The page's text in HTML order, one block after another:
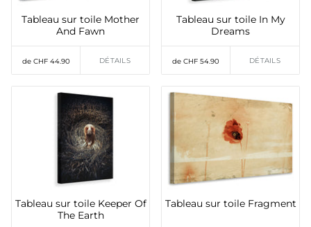
Tableau sur toile Mother
And Fawn
de CHF 44.90 DÉTAILS
Tableau sur toile In My
Dreams
de CHF 54.90 DÉTAILS
Tableau sur toile Keeper Of
The Earth
Tableau sur toile Fragment